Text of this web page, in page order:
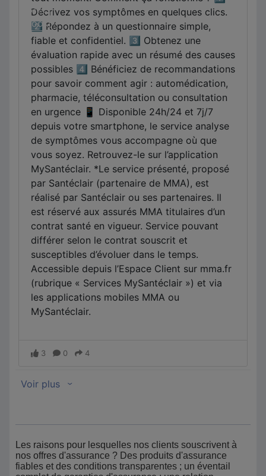
Les raisons pour lesquelles nos clients souscrivent à
nos offres d'assurance ? Des produits d'assurance
fiables et des conditions transparentes ; un éventail